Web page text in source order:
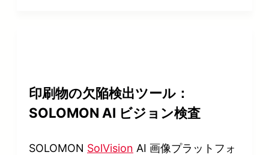
印刷物の欠陥検出ツール：
SOLOMON AI ビジョン検査
SOLOMON SolVision AI 画像プラットフォ